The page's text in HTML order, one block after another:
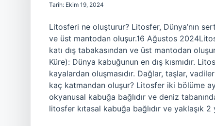
Tarih: Ekim 19, 2024
Litosferi ne oluşturur? Litosfer, Dünya’nın
ve üst mantodan oluşur.16 Ağustos
katı dış tabakasından ve üst mantodan
Küre): Dünya kabuğunun en dış kısmıdır.
kayalardan oluşmasıdır. Dağlar, taşlar,
kaç katmandan oluşur? Litosfer iki bölüme
okyanusal kabuğa bağlıdır ve deniz
litosfer kıtasal kabuğa bağlıdır ve yaklaşık